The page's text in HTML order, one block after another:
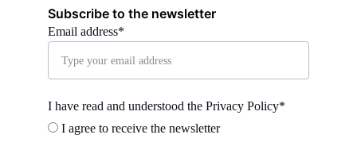
Email address*
I have read and understood the Privacy Policy*
I agree to receive the newsletter
Subscribe to the newsletter